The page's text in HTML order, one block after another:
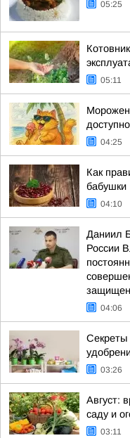
05:25
05:11
04:25
Как
бабушки
04:10
Даниил
России
04:06
Секреты
03:26
Август:
саду и
03:11